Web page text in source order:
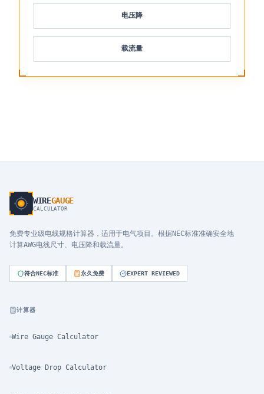
电压降
载流量
WIREGAUGE
CALCULATOR
免费专业级电线规格计算器，适用于电气项目。根据NEC标准准确安全地
计算AWG电线尺寸、电压降和载流量。
符合NEC标准 永久免费 EXPERT REVIEWED
计算器
Wire Gauge Calculator
Voltage Drop Calculator